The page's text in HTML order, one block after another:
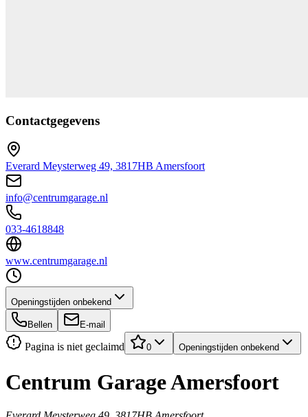
Contactgegevens
Everard Meysterweg 49, 3817HB Amersfoort
info@centrumgarage.nl
033-4618848
www.centrumgarage.nl
Openingstijden onbekend
Bellen E-mail
Pagina is niet geclaimd 0 Openingstijden onbekend
Centrum Garage Amersfoort